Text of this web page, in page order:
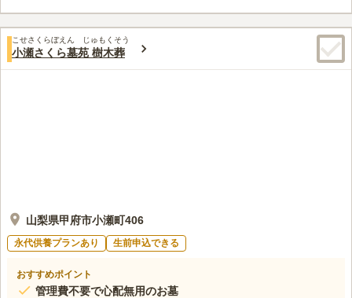
こせさくらぼえん じゅもくそう
小瀬さくら墓苑 樹木葬
山梨県甲府市小瀬町406
永代供養プランあり 生前申込できる
おすすめポイント
管理費不要で心配無用のお墓